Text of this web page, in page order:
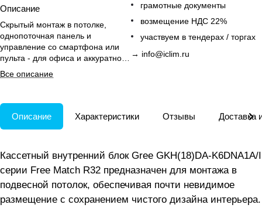
Описание
Скрытый монтаж в потолке,
однопоточная панель и
управление со смартфона или
пульта - для офиса и аккуратного
интерьера.
Все описание
грамотные документы
возмещение НДС 22%
участвуем в тендерах / торгах
→ info@iclim.ru
Описание Характеристики Отзывы Доставка
Кассетный внутренний блок Gree GKH(18)DA-K6DNA1A/I
серии Free Match R32 предназначен для монтажа в
подвесной потолок, обеспечивая почти невидимое
размещение с сохранением чистого дизайна интерьера.